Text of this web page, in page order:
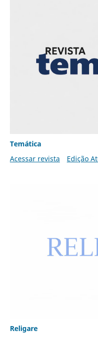
Temática
Acessar revista
Edição
Religare